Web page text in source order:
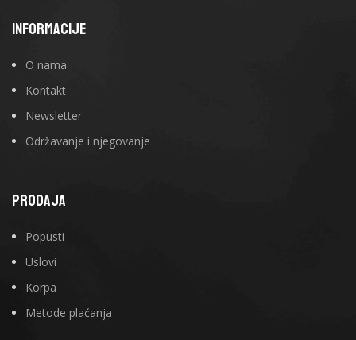
INFORMACIJE
O nama
Kontakt
Newsletter
Održavanje i njegovanje
PRODAJA
Popusti
Uslovi
Korpa
Metode plaćanja